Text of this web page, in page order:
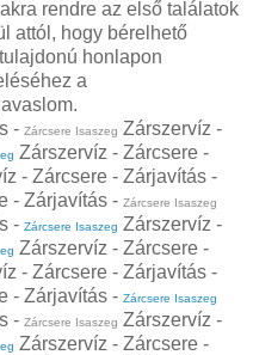
rendre az első találatok
attól, hogy bérelhető
honlapon
a
- Zárcsere Isaszeg Zárszervíz -
Zárszervíz - Zárcsere -
- Zárcsere - Zárjavítás -
- Zárjavítás - Zárcsere Isaszeg
- Zárcsere Isaszeg Zárszervíz -
Zárszervíz - Zárcsere -
- Zárcsere - Zárjavítás -
- Zárjavítás - Zárcsere Isaszeg
- Zárcsere Isaszeg Zárszervíz -
Zárszervíz - Zárcsere -